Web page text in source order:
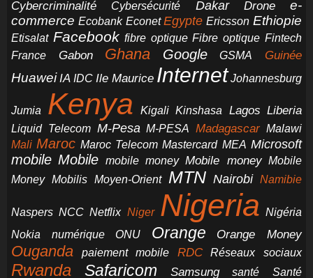
Cybercriminalité
Cybersécurité Dakar Drone
e-
commerce Ecobank Econet Egypte Ericsson Ethiopie
Etisalat Facebook fibre optique Fibre optique Fintech
France
Gabon Ghana Google GSMA Guinée
Huawei IA IDC Ile Maurice Internet Johannesburg
Jumia Kenya Kigali Kinshasa Lagos Liberia
Liquid Telecom M-Pesa M-PESA Madagascar Malawi
Mali Maroc Maroc Telecom Mastercard MEA Microsoft
mobile Mobile mobile money Mobile money Mobile
Money Mobilis Moyen-Orient MTN Nairobi Namibie
Naspers NCC Netflix Niger Nigeria Nigéria
Nokia
numérique ONU Orange Orange Money
Ouganda paiement mobile RDC Réseaux sociaux
Rwanda Safaricom Samsung santé Santé